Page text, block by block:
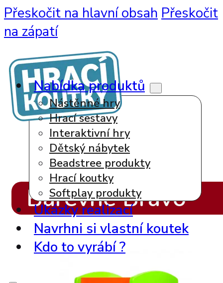
Přeskočit na hlavní obsah Přeskočit
na zápatí
Nabídka produktů
Nástěnné hry
Hrací sestavy
Interaktivní hry
Dětský nábytek
Beadstree produkty
Hrací koutky
Softplay produkty
Ukázky realizací
Navrhni si vlastní koutek
Kdo to vyrábí ?
Barevné Bravo